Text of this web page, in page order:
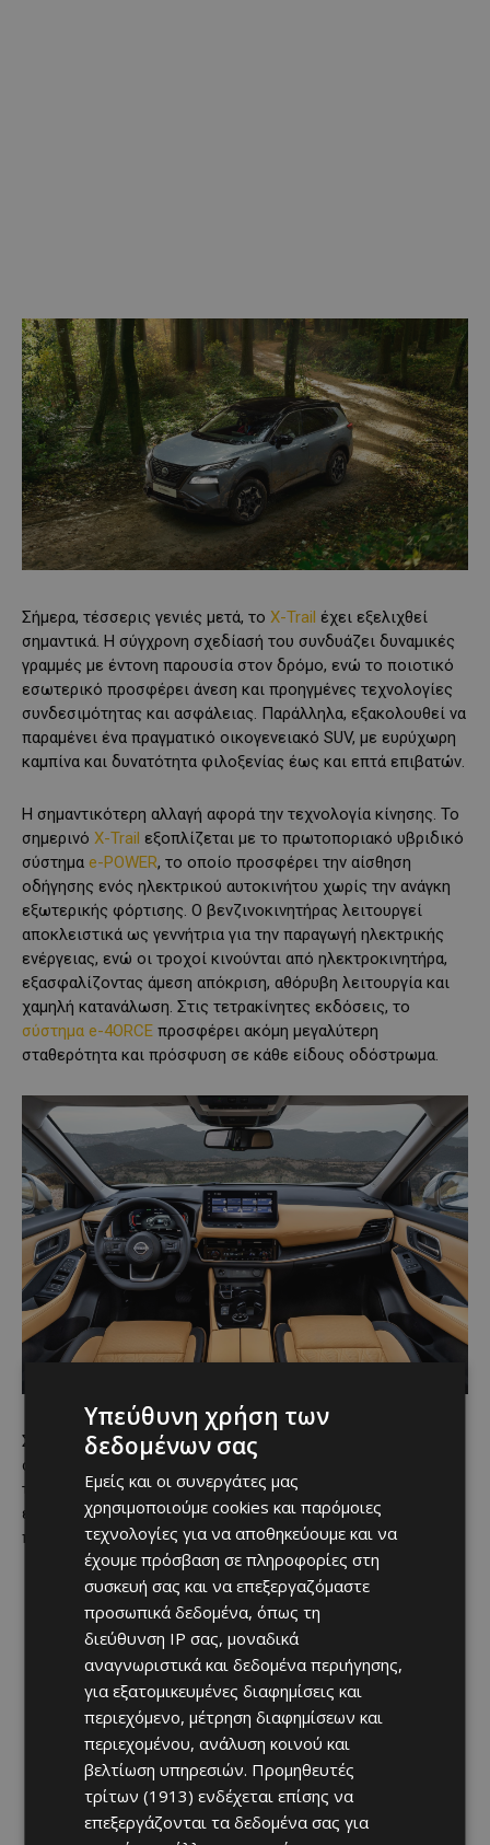
Σήμερα, τέσσερις γενιές μετά, το X-Trail έχει εξελιχθεί
σημαντικά. Η σύγχρονη σχεδίασή του συνδυάζει δυναμικές
γραμμές με έντονη παρουσία στον δρόμο, ενώ το ποιοτικό
εσωτερικό προσφέρει άνεση και προηγμένες τεχνολογίες
συνδεσιμότητας και ασφάλειας. Παράλληλα, εξακολουθεί να
παραμένει ένα πραγματικό οικογενειακό SUV, με ευρύχωρη
καμπίνα και δυνατότητα φιλοξενίας έως και επτά επιβατών.
Η σημαντικότερη αλλαγή αφορά την τεχνολογία κίνησης. Το
σημερινό X-Trail εξοπλίζεται με το πρωτοποριακό υβριδικό
σύστημα e-POWER, το οποίο προσφέρει την αίσθηση
οδήγησης ενός ηλεκτρικού αυτοκινήτου χωρίς την ανάγκη
εξωτερικής φόρτισης. Ο βενζινοκινητήρας λειτουργεί
αποκλειστικά ως γεννήτρια για την παραγωγή ηλεκτρικής
ενέργειας, ενώ οι τροχοί κινούνται από ηλεκτροκινητήρα,
εξασφαλίζοντας άμεση απόκριση, αθόρυβη λειτουργία και
χαμηλή κατανάλωση. Στις τετρακίνητες εκδόσεις, το
σύστημα e-4ORCE προσφέρει ακόμη μεγαλύτερη
σταθερότητα και πρόσφυση σε κάθε είδους οδόστρωμα.
Σήμερα, τοNissan X-Trail πωλείται σε 95 χώρες και
συνεχίζει να αποτελεί έναν από τους βασικούς πυλώνες
της γκάμας της Nissan. To μοντέλο βρίσκεται στους
εκθεσιακούς χώρους του Ομίλου Πηλακούτα σε όλες τις
πόλεις.
Υπεύθυνη χρήση των
δεδομένων σας
Εμείς και οι συνεργάτες μας
χρησιμοποιούμε cookies και παρόμοιες
τεχνολογίες για να αποθηκεύουμε και να
έχουμε πρόσβαση σε πληροφορίες στη
συσκευή σας και να επεξεργαζόμαστε
προσωπικά δεδομένα, όπως τη
διεύθυνση IP σας, μοναδικά
αναγνωριστικά και δεδομένα περιήγησης,
για εξατομικευμένες διαφημίσεις και
περιεχόμενο, μέτρηση διαφημίσεων και
περιεχομένου, ανάλυση κοινού και
βελτίωση υπηρεσιών. Προμηθευτές
τρίτων (1913) ενδέχεται επίσης να
επεξεργάζονται τα δεδομένα σας για